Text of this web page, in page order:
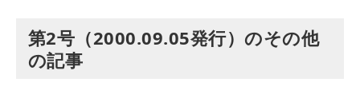
第2号（2000.09.05発行）のその他
の記事